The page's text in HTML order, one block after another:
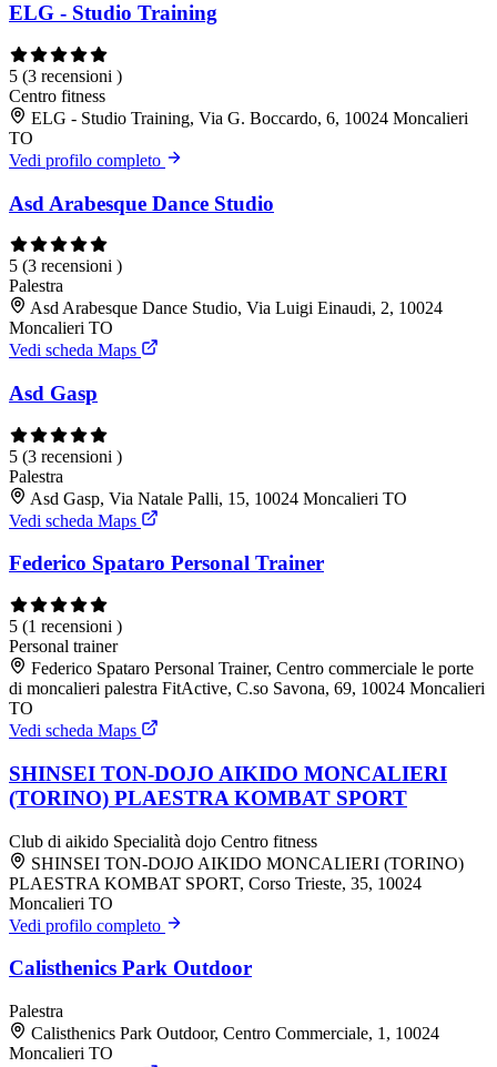
ELG - Studio Training
5 (3 recensioni )
Centro fitness
ELG - Studio Training, Via G. Boccardo, 6, 10024 Moncalieri
TO
Vedi profilo completo
Asd Arabesque Dance Studio
5 (3 recensioni )
Palestra
Asd Arabesque Dance Studio, Via Luigi Einaudi, 2, 10024
Moncalieri TO
Vedi scheda Maps
Asd Gasp
5 (3 recensioni )
Palestra
Asd Gasp, Via Natale Palli, 15, 10024 Moncalieri TO
Vedi scheda Maps
Federico Spataro Personal Trainer
5 (1 recensioni )
Personal trainer
Federico Spataro Personal Trainer, Centro commerciale le porte
di moncalieri palestra FitActive, C.so Savona, 69, 10024 Moncalieri
TO
Vedi scheda Maps
SHINSEI TON-DOJO AIKIDO MONCALIERI
(TORINO) PLAESTRA KOMBAT SPORT
Club di aikido Specialità dojo Centro fitness
SHINSEI TON-DOJO AIKIDO MONCALIERI (TORINO)
PLAESTRA KOMBAT SPORT, Corso Trieste, 35, 10024
Moncalieri TO
Vedi profilo completo
Calisthenics Park Outdoor
Palestra
Calisthenics Park Outdoor, Centro Commerciale, 1, 10024
Moncalieri TO